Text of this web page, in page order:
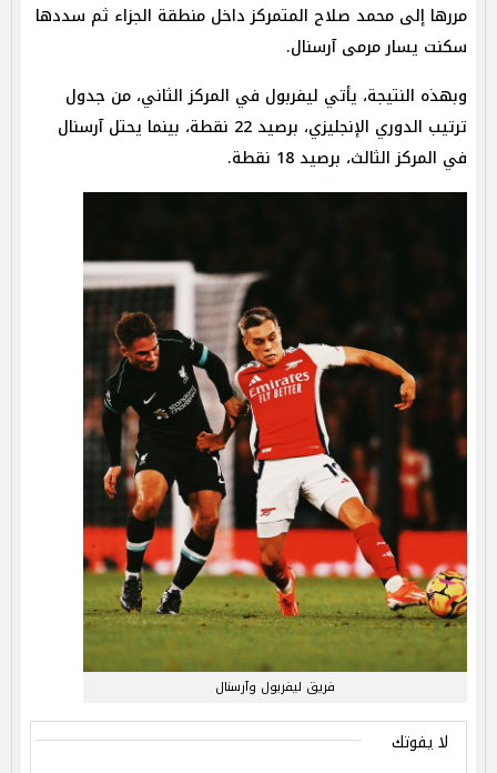
مررها إلى محمد صلاح المتمركز داخل منطقة الجزاء ثم سددها
سكنت يسار مرمى آرسنال.
وبهذه النتيجة، يأتي ليفربول في المركز الثاني، من جدول
ترتيب الدوري الإنجليزي، برصيد 22 نقطة، بينما يحتل آرسنال
في المركز الثالث، برصيد 18 نقطة.
فريق ليفربول وآرسنال
لا يفوتك